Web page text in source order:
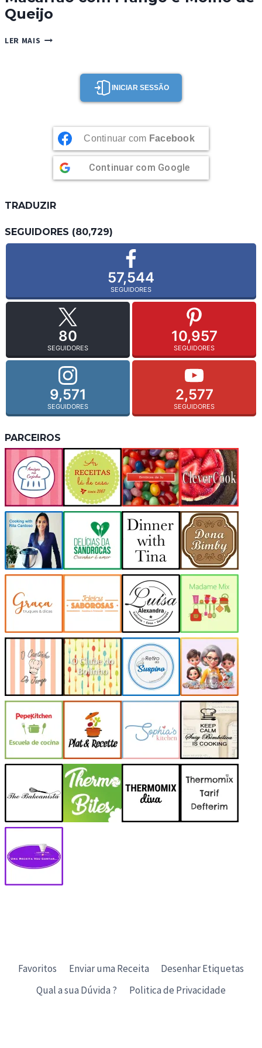
Queijo
LER MAIS MACARRÃO
INICIAR SESSÃO
Continuar com Facebook
Continuar com Google
TRADUZIR
SEGUIDORES (80,729)
57,544
SEGUIDORES
80
SEGUIDORES
10,957
SEGUIDORES
9,571
SEGUIDORES
2,577
SEGUIDORES
PARCEIROS
Favoritos Enviar uma Receita
Desenhar Etiquetas
Qual a sua Dúvida ?
Politica de Privacidade